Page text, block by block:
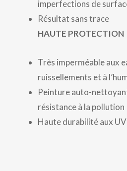
imperfections de
Résultat sans trace
HAUTE PROTECTION
Très imperméable aux
ruissellements et à
Peinture auto-
résistance à la pollution
Haute durabilité aux UV